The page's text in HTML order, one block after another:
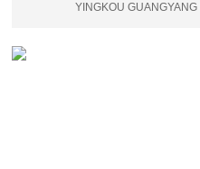
YINGKOU